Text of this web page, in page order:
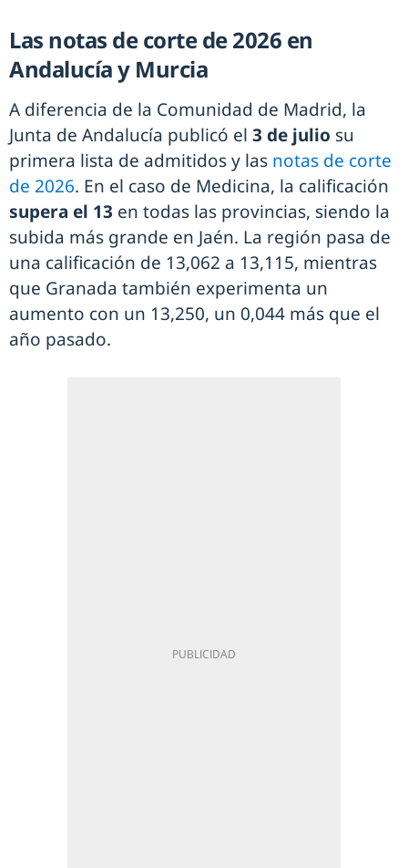
Las notas de corte de 2026 en
Andalucía y Murcia
A diferencia de la Comunidad de Madrid, la
Junta de Andalucía publicó el 3 de julio su
primera lista de admitidos y las notas de corte
de 2026. En el caso de Medicina, la calificación
supera el 13 en todas las provincias, siendo la
subida más grande en Jaén. La región pasa de
una calificación de 13,062 a 13,115, mientras
que Granada también experimenta un
aumento con un 13,250, un 0,044 más que el
año pasado.